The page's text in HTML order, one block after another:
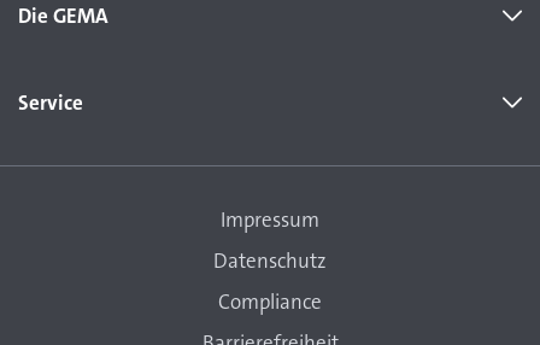
Die GEMA
Service
Impressum
Datenschutz
Compliance